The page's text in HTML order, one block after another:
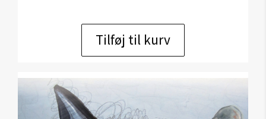
Tilføj til kurv